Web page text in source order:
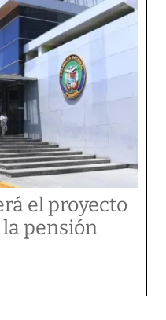
el proyecto
pensión